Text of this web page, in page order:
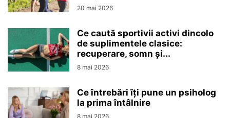
20 mai 2026
Ce caută sportivii activi dincolo
de suplimentele clasice:
recuperare, somn și...
8 mai 2026
Ce întrebări îți pune un psiholog
la prima întâlnire
8 mai 2026